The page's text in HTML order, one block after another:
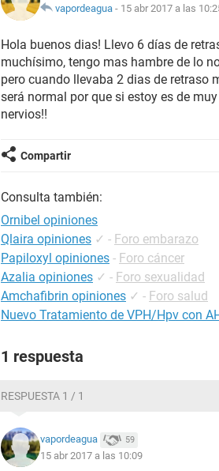
vapordeagua - 15 abr 2017 a las
Hola buenos dias! Llevo 6 días de
muchísimo, tengo mas hambre de lo
pero cuando llevaba 2 dias de retraso
será normal por que si estoy es de
nervios!!
Compartir
Consulta también:
Ornibel opiniones
Qlaira opiniones ✓ - Foro embarazo
Papiloxyl opiniones - Foro cáncer
Azalia opiniones ✓ - Foro sexualidad
Amchafibrin opiniones ✓ - Foro salud
Nuevo Tratamiento de VPH/Hpv con
1 respuesta
RESPUESTA 1 / 1
vapordeagua 59
15 abr 2017 a las 10:09